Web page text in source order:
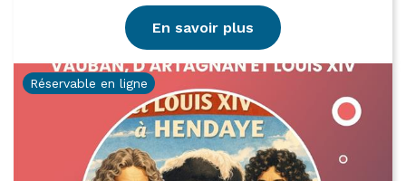
En savoir plus
Réservable en ligne